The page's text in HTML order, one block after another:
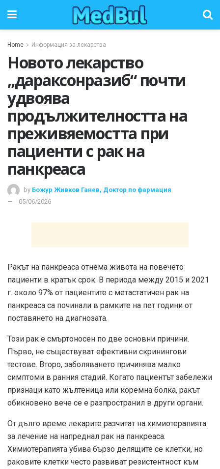
Home Информация за лекарства
Новото лекарство
„дараксонразиб“ почти
удвоява
продължителността на
преживяемостта при
пациенти с рак на
панкреаса
by Божур Живков Ганев, Доктор по фармация
05/06/2026
Ракът на панкреаса отнема живота на повечето
пациенти в кратък срок. В периода между 2015 и 2021
г. около 97% от пациентите с метастатичен рак на
панкреаса са починали в рамките на пет години от
поставянето на диагнозата.
Този рак е смъртоносен по две основни причини.
Първо, не съществуват ефективни скринингови
тестове. Второ, заболяването причинява малко
симптоми в ранния стадий. Когато пациентът забележи
признаци като жълтеница или коремна болка, ракът
обикновено вече се е разпространил в други органи.
От дълго време лекарите разчитат на химиотерапията
за лечение на напреднал рак на панкреаса.
Химиотерапията убива бързо делящите се клетки, но
раковите клетки често развиват резистентност към